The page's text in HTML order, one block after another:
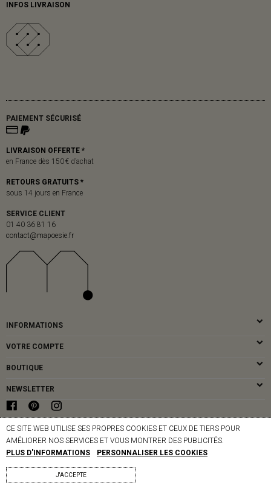
INFOS LIVRAISON
PAIEMENT SÉCURISÉ
LIVRAISON OFFERTE *
en France dès 150 € d’achat
RETOURS GRATUITS *
sous 14 jours en France
SERVICE CLIENT
01 40 36 81 16
contact@mapoesie.fr
INFORMATIONS
VOTRE COMPTE
BOUTIQUE
NEWSLETTER
© MAPOÉSIE PARIS - 2026
CE SITE WEB UTILISE SES PROPRES COOKIES ET CEUX DE TIERS POUR
AMÉLIORER NOS SERVICES ET VOUS MONTRER DES PUBLICITÉS.
PLUS D'INFORMATIONS
PERSONNALISER LES COOKIES
J'ACCEPTE